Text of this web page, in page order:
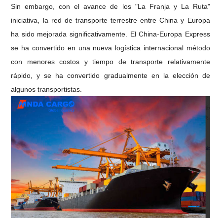
Sin embargo, con el avance de los "La Franja y La Ruta"
iniciativa, la red de transporte terrestre entre China y Europa
ha sido mejorada significativamente. El China-Europa Express
se ha convertido en una nueva logística internacional método
con menores costos y tiempo de transporte relativamente
rápido, y se ha convertido gradualmente en la elección de
algunos transportistas.